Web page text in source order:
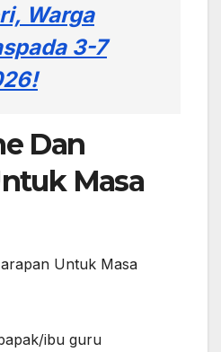
Warga
3-7
Dan
Masa
ibu guru